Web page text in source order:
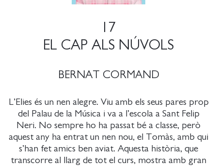
17
EL CAP ALS NÚVOLS
BERNAT CORMAND
L’Elies és un nen alegre. Viu amb els seus pares prop
del Palau de la Música i va a l’escola a Sant Felip
Neri. No sempre ho ha passat bé a classe, però
aquest any ha entrat un nen nou, el Tomàs, amb qui
s’han fet amics ben aviat. Aquesta història, que
transcorre al llarg de tot el curs, mostra amb gran